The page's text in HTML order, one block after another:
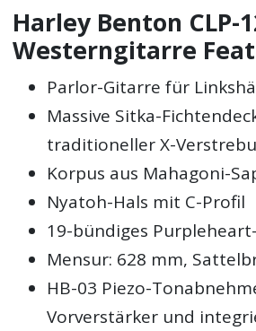
Harley Benton CLP-
Westerngitarre
Parlor-Gitarre für
Massive Sitka-
traditioneller X-
Korpus aus Mahagoni-
Nyatoh-Hals mit C-Profil
19-bündiges
Mensur: 628 mm,
HB-03 Piezo-
Vorverstärker und